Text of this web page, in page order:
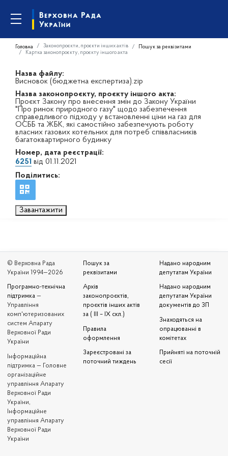
Головна Законопроєкти, проєкти інших актів
Пошук за реквізитами
Картка законопроєкту, проєкту іншого акта
Назва файлу:
Висновок (бюджетна експертиза).zip
Назва законопроєкту, проєкту іншого акта:
Проєкт Закону про внесення змін до Закону України
"Про ринок природного газу" щодо забезпечення
справедливого підходу у встановленні ціни на газ для
ОСББ та ЖБК, які самостійно забезпечують роботу
власних газових котельних для потреб співвласників
багатоквартирного будинку
Номер, дата реєстрації:
6251 від 01.11.2021
Поділитись:
Завантажити
© Верховна Рада
України 1994—2026
Програмно-технічна
підтримка —
Управління
комп'ютеризованих
систем Апарату
Верховної Ради
України
Iнформаційна
підтримка — Головне
організаційне
управління Апарату
Верховної Ради
України,
Інформаційне
управління Апарату
Верховної Ради
України
Пошук за
реквізитами
Архів
законопроєктів,
проєктів інших актів
за ( III – IX скл.)
Правила
оформлення
Зареєстровані за
поточний тиждень
Надано народним
депутатам України
Надано народним
депутатам України
документів до ЗП
Знаходяться на
опрацюванні в
комітетах
Прийняті на поточній
сесії